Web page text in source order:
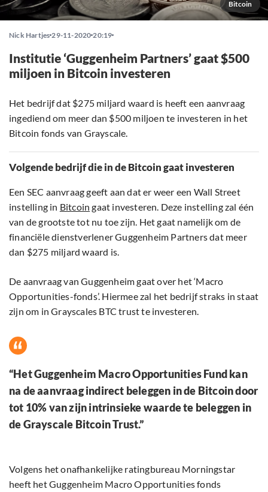
Bitcoin
Nick Hartjes 29-11-2020 20:19
Institutie ‘Guggenheim Partners’ gaat $500
miljoen in Bitcoin investeren
Het bedrijf dat $275 miljard waard is heeft een aanvraag
ingediend om meer dan $500 miljoen te investeren in het
Bitcoin fonds van Grayscale.
Volgende bedrijf die in de Bitcoin gaat investeren
Een SEC aanvraag geeft aan dat er weer een Wall Street
instelling in Bitcoin gaat investeren. Deze instelling zal één
van de grootste tot nu toe zijn. Het gaat namelijk om de
financiële dienstverlener Guggenheim Partners dat meer
dan $275 miljard waard is.
De aanvraag van Guggenheim gaat over het ‘Macro
Opportunities-fonds’. Hiermee zal het bedrijf straks in staat
zijn om in Grayscales BTC trust te investeren.
“Het Guggenheim Macro Opportunities Fund kan
na de aanvraag indirect beleggen in de Bitcoin door
tot 10% van zijn intrinsieke waarde te beleggen in
de Grayscale Bitcoin Trust.”
Volgens het onafhankelijke ratingbureau Morningstar
heeft het Guggenheim Macro Opportunities fonds